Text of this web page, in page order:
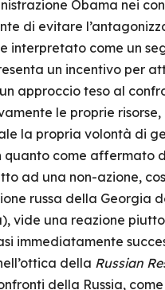
Obama nei
di evitare
interpretato come un
un incentivo per
approccio teso al
le proprie
la propria volontà di
come affermato
ad una non-azione,
russa della
vide una reazione
immediatamente
della Russian
della Russia,